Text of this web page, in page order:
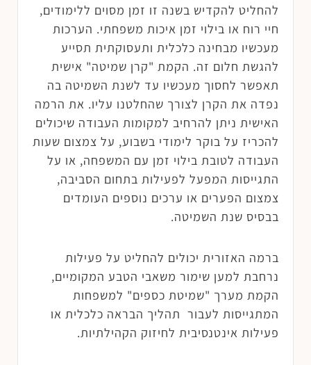
להחליט להקדיש בשנה זו זמן מסוים ללימודים,
חיי רוח או בילוי זמן איכות משפחתי. הערכות
מעכשיו מבחינה כלכלית ותעסוקתית תסייע
להגשת חלום זה. הקמת "קרן שמיטה" אישית
תאפשר לחסוך מעכשיו עד לשנת השמיטה בה
נפדה את הקרן לצורך שהחלטנו עליו. את הרמה
האישית ניתן להרחיב למקומות העבודה שיכולים
להכריז על בוקר לימודי בשבוע, על צמצום שעות
העבודה לטובת בילוי זמן עם המשפחה, או על
התגייסות המפעל לפעילות בתחום הסביבה,
צמצום הפערים או ערכים נוספים העומדים
בבסיס שנת השמיטה.
ברמה האזורית יכולים להחליט על פעילות
נרחבת למען שימור משאבי הטבע המקומיים,
הקמת מערך "שמיטת כספים" למשפחות
המתגייסות לעבור תהליך הבראה כלכלית או
פעילות אינטנסיבית לחיזוק הקהילתיות.